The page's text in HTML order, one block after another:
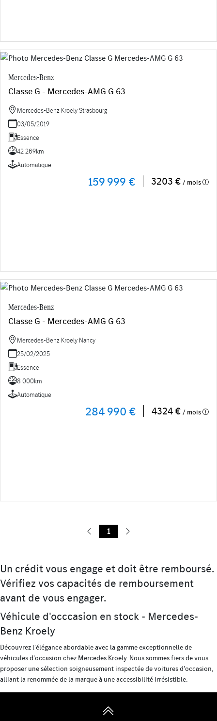
Mercedes-Benz
Classe G - Mercedes-AMG G 63
Mercedes-Benz Kroely Strasbourg
03/05/2019
Essence
42 269km
Automatique
159 999 € 3203 € / mois
Mercedes-Benz
Classe G - Mercedes-AMG G 63
Mercedes-Benz Kroely Nancy
25/02/2025
Essence
8 000km
Automatique
284 990 € 4324 € / mois
1
Un crédit vous engage et doit être remboursé.
Vérifiez vos capacités de remboursement
avant de vous engager.
Véhicule d'occcasion en stock - Mercedes-
Benz Kroely
Découvrez l'élégance abordable avec la gamme exceptionnelle de
véhicules d'occasion chez Mercedes Kroely. Nous sommes fiers de vous
proposer une sélection soigneusement inspectée de voitures d'occasion,
alliant la renommée de la marque à une accessibilité irrésistible.